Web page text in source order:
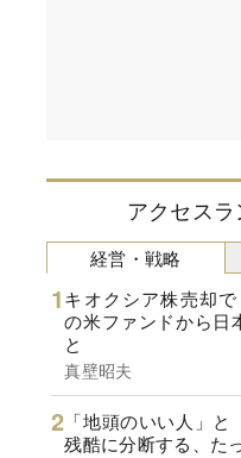
アクセス
経営・戦略
キオクシア株売却で
の米ファンドから日
と
真壁昭夫
「地頭のいい人」
残酷に分断する、た